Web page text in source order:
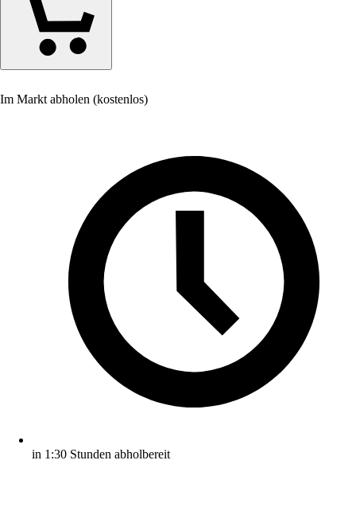
Im Markt abholen (kostenlos)
in 1:30 Stunden abholbereit